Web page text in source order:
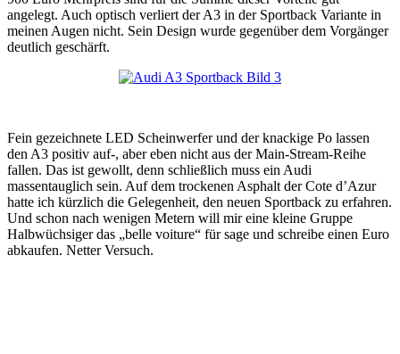
angelegt. Auch optisch verliert der A3 in der Sportback Variante in
meinen Augen nicht. Sein Design wurde gegenüber dem Vorgänger
deutlich geschärft.
Fein gezeichnete LED Scheinwerfer und der knackige Po lassen
den A3 positiv auf-, aber eben nicht aus der Main-Stream-Reihe
fallen. Das ist gewollt, denn schließlich muss ein Audi
massentauglich sein. Auf dem trockenen Asphalt der Cote d’Azur
hatte ich kürzlich die Gelegenheit, den neuen Sportback zu erfahren.
Und schon nach wenigen Metern will mir eine kleine Gruppe
Halbwüchsiger das „belle voiture“ für sage und schreibe einen Euro
abkaufen. Netter Versuch.